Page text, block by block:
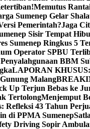
Memutus
Sumenep Gelar
Pemerintah?Jaga
Sisir Tempat
Sumenep Ringkus 5
Operator SPBU
BBM
LAPORAN
Malang
Up Terjun Bebas ke
TertolongMenjemput
Refleksi 43 Tahun
di PPMA Sumenep
Driving Sopir